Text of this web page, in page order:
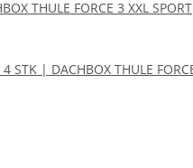
THULE FORCE 3 XXL SPORT